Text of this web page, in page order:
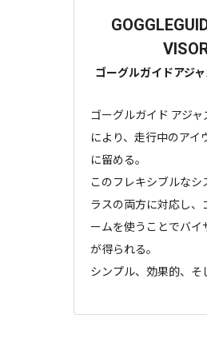
ゴーグルガイドアジ
ゴーグルガイド アジ
により、走行中のア
に留める。
このフレキシブルな
ラスの両方に対応し
ームを使うことでバ
が得られる。
シンプル、効果的、そ